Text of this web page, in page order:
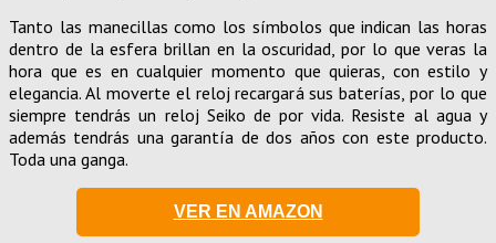
Tanto las manecillas como los símbolos que indican las horas
dentro de la esfera brillan en la oscuridad, por lo que veras la
hora que es en cualquier momento que quieras, con estilo y
elegancia. Al moverte el reloj recargará sus baterías, por lo que
siempre tendrás un reloj Seiko de por vida. Resiste al agua y
además tendrás una garantía de dos años con este producto.
Toda una ganga.
VER EN AMAZON